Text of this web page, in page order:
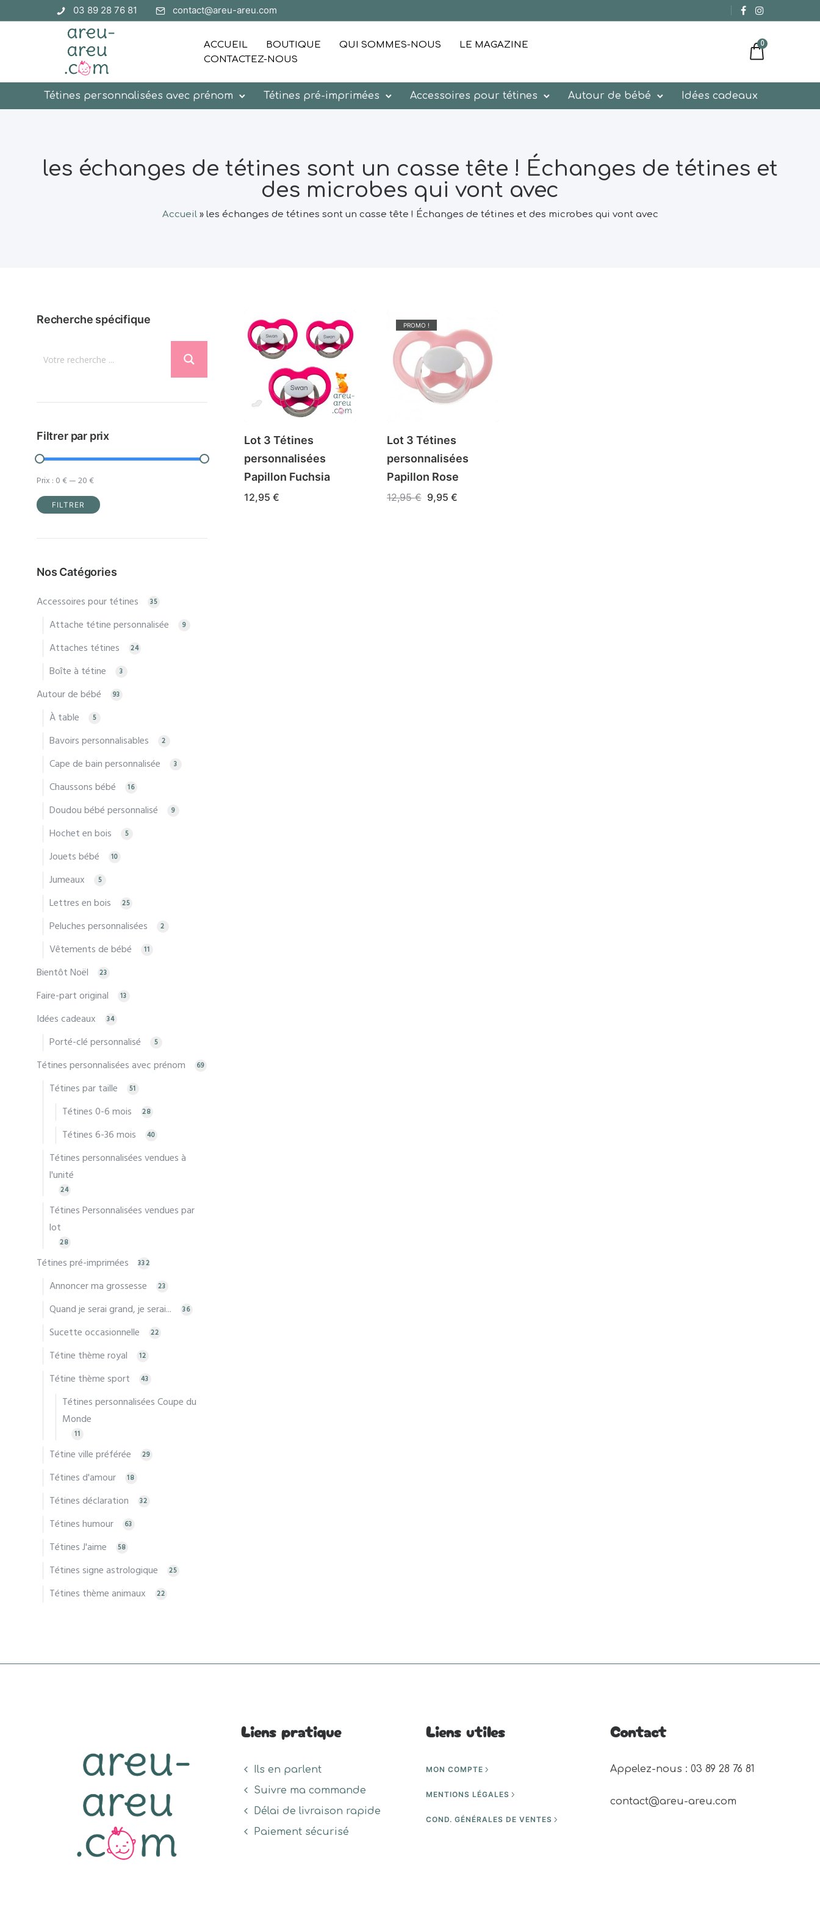
03 89 28 76 81 contact@areu-areu.com
ACCUEIL BOUTIQUE QUI SOMMES-NOUS
LE MAGAZINE
CONTACTEZ-NOUS
0
Tétines personnalisées avec prénom Tétines pré-imprimées Accessoires pour tétines Autour de bébé Idées cadeaux
les échanges de tétines sont un casse tête ! Échanges de tétines et
des microbes qui vont avec
Accueil» les échanges de tétines sont un casse tête ! Échanges de tétines et des microbes qui vont avec
Lot 3 Tétines
personnalisées
Papillon Fuchsia
12,95 €
PROMO !
Lot 3 Tétines
personnalisées
Papillon Rose
12,95€ Le
prix
9,95 €Le
Recherche spécifique
Filtrer par prix
min
max
FILTRER
Prix : 0 €—20 €
Nos Catégories
Accessoires pour tétines 35
Attache tétine personnalisée 9
Attaches tétines 24
Boîte à tétine 3
Autour de bébé 93
À table 5
Bavoirs personnalisables 2
Cape de bain personnalisée 3
Chaussons bébé 16
Doudou bébé personnalisé 9
Hochet en bois 5
Jouets bébé 10
Jumeaux 5
Lettres en bois 25
Peluches personnalisées 2
Vêtements de bébé 11
Bientôt Noël 23
Faire-part original 13
Idées cadeaux 34
Porté-clé personnalisé 5
Tétines personnalisées avec prénom 69
Tétines par taille 51
Tétines 0-6 mois 28
Tétines 6-36 mois 40
Tétines personnalisées vendues à
l'unité
24
Tétines Personnalisées vendues par
lot
28
Tétines pré-imprimées 332
Annoncer ma grossesse 23
Quand je serai grand, je serai... 36
Sucette occasionnelle 22
Tétine thème royal 12
Tétine thème sport 43
Tétines personnalisées Coupe du
Monde
11
Tétine ville préférée 29
Tétines d'amour 18
Tétines déclaration 32
Tétines humour 63
Tétines J'aime 58
Tétines signe astrologique 25
Tétines thème animaux 22
Liens pratique
Ils en parlent
Suivre ma commande
Délai de livraison rapide
Paiement sécurisé
Liens utiles
MON COMPTE
MENTIONS LÉGALES
COND. GÉNÉRALES DE VENTES
Contact
Appelez-nous : 03 89 28 76 81
contact@areu-areu.com